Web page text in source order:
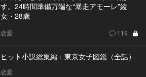
す。24時間準備万端な“暴走アモーレ”綾
女・28歳
恋愛 119
ヒット小説総集編：東京女子図鑑（全話）
恋愛